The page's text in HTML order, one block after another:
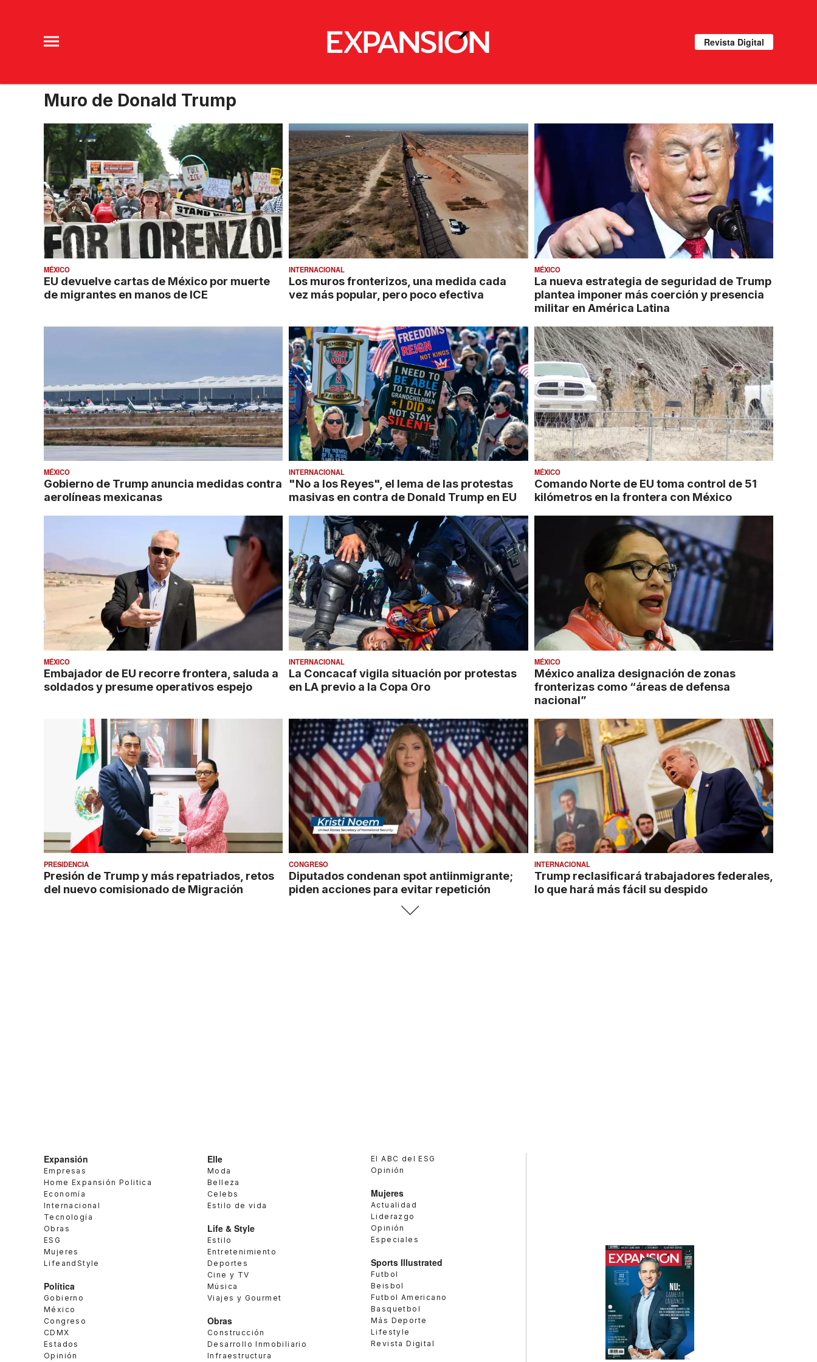
Revista Digital
Muro de Donald Trump
MÉXICO
EU devuelve cartas de México por muerte
de migrantes en manos de ICE
INTERNACIONAL
Los muros fronterizos, una medida cada
vez más popular, pero poco efectiva
MÉXICO
La nueva estrategia de seguridad de Trump
plantea imponer más coerción y presencia
militar en América Latina
MÉXICO
Gobierno de Trump anuncia medidas contra
aerolíneas mexicanas
INTERNACIONAL
"No a los Reyes", el lema de las protestas
masivas en contra de Donald Trump en EU
MÉXICO
Comando Norte de EU toma control de 51
kilómetros en la frontera con México
MÉXICO
Embajador de EU recorre frontera, saluda a
soldados y presume operativos espejo
INTERNACIONAL
La Concacaf vigila situación por protestas
en LA previo a la Copa Oro
MÉXICO
México analiza designación de zonas
fronterizas como “áreas de defensa
nacional”
PRESIDENCIA
Presión de Trump y más repatriados, retos
del nuevo comisionado de Migración
CONGRESO
Diputados condenan spot antiinmigrante;
piden acciones para evitar repetición
INTERNACIONAL
Trump reclasificará trabajadores federales,
lo que hará más fácil su despido
Expansión
Empresas
Home Expansión Politica
Economía
Internacional
Tecnología
Obras
ESG
Mujeres
LifeandStyle
Política
Gobierno
México
Congreso
CDMX
Estados
Opinión
Elle
Moda
Belleza
Celebs
Estilo de vida
Life & Style
Estilo
Entretenimiento
Deportes
Cine y TV
Música
Viajes y Gourmet
Obras
Construcción
Desarrollo Inmobiliario
Infraestructura
El ABC del ESG
Opinión
Mujeres
Actualidad
Liderazgo
Opinión
Especiales
Sports Illustrated
Futbol
Beisbol
Futbol Americano
Basquetbol
Más Deporte
Lifestyle
Revista Digital